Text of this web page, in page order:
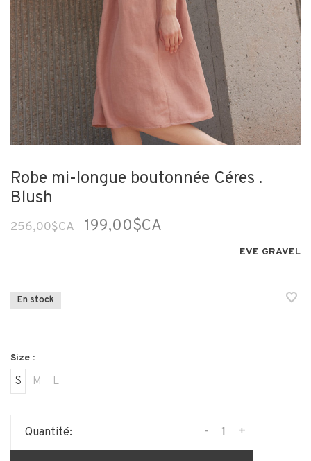
Robe mi-longue boutonnée Céres .
Blush
256,00$CA 199,00$CA
EVE GRAVEL
En stock
Size :
S M L
Quantité: +
-